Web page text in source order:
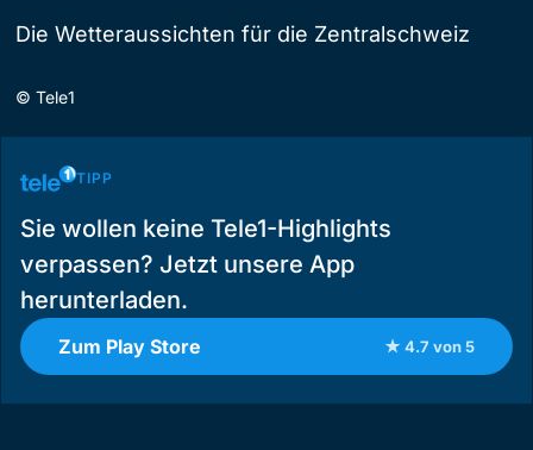
Die Wetteraussichten für die Zentralschweiz
© Tele1
TIPP
Sie wollen keine Tele1-Highlights
verpassen? Jetzt unsere App
herunterladen.
Zum Play Store ★ 4.7 von 5